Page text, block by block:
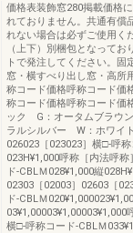
価格表装飾窓280掲載価格
れておりません。共通有償
れない場合は必ずご使用く
（上下）別梱包となって
トで発注してください。固
窓・横すべり出し窓・高所
称コード価格呼称コード価
称コード価格呼称コード価
ック G：オータムブラウ
ラルシルバー W：ホワイ
026023［023023］横□-呼
023H¥1,000呼称［内法呼
ド-CBLＭ028¥1,000縦
02303［02003］02603［
ド-CBLＭ
03¥1,00003¥1,00003¥1,000
横□-呼称コード-CBLＭ